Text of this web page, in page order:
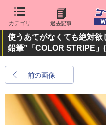
カテゴリ 過去記事
使うあてがなくても絶対欲
鉛筆”「COLOR STRIPE」
前の画像